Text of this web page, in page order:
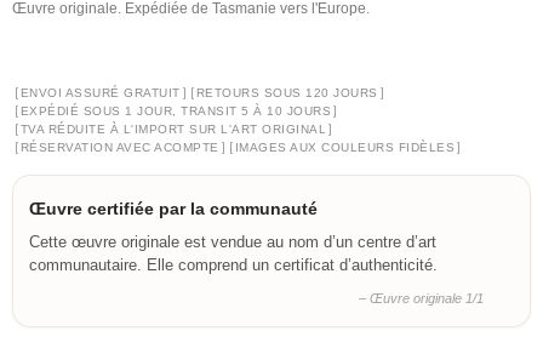
Œuvre originale. Expédiée de Tasmanie vers l'Europe.
[ ENVOI ASSURÉ GRATUIT ] [ RETOURS SOUS 120 JOURS ]
[ EXPÉDIÉ SOUS 1 JOUR, TRANSIT 5 À 10 JOURS ]
[TVA RÉDUITE À L'IMPORT SUR L'ART ORIGINAL ]
[ RÉSERVATION AVEC ACOMPTE ] [ IMAGES AUX COULEURS FIDÈLES ]
Œuvre certifiée par la communauté
Cette œuvre originale est vendue au nom d’un centre d’art
communautaire. Elle comprend un certificat d’authenticité.
– Œuvre originale 1/1